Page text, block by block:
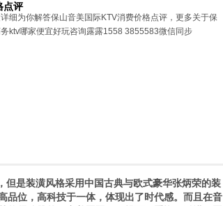
点评
细为你解答保山音美国际KTV消费价格点评，更多关于保
ktv哪家便宜好玩咨询露露1558 3855583微信同步
是装潢风格采用中国古典与欧式豪华张炳荣的装
品位，高科技于一体，体现出了时代感。而且在音